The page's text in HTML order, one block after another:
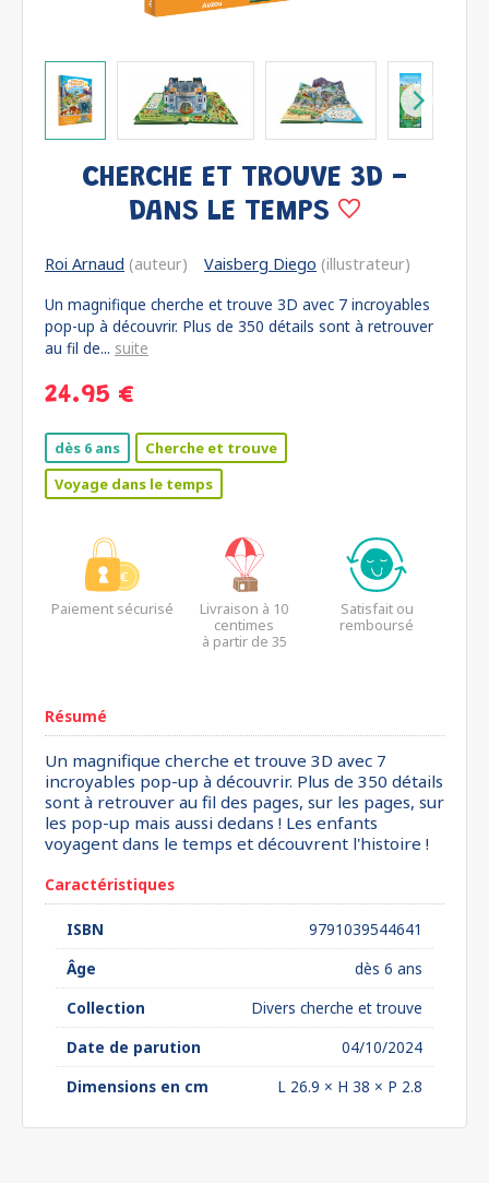
CHERCHE ET TROUVE 3D -
DANS LE TEMPS
Roi Arnaud (auteur) Vaisberg Diego (illustrateur)
Un magnifique cherche et trouve 3D avec 7 incroyables
pop-up à découvrir. Plus de 350 détails sont à retrouver
au fil de... suite
24.95 €
dès 6 ans
Cherche et trouve
Voyage dans le temps
Paiement sécurisé
Livraison à 10
centimes
à partir de 35
Satisfait ou
remboursé
Résumé
Un magnifique cherche et trouve 3D avec 7
incroyables pop-up à découvrir. Plus de 350 détails
sont à retrouver au fil des pages, sur les pages, sur
les pop-up mais aussi dedans ! Les enfants
voyagent dans le temps et découvrent l'histoire !
Caractéristiques
ISBN
9791039544641
Âge
dès 6 ans
Collection
Divers cherche et trouve
Date de parution
04/10/2024
Dimensions en cm
L 26.9 × H 38 × P 2.8